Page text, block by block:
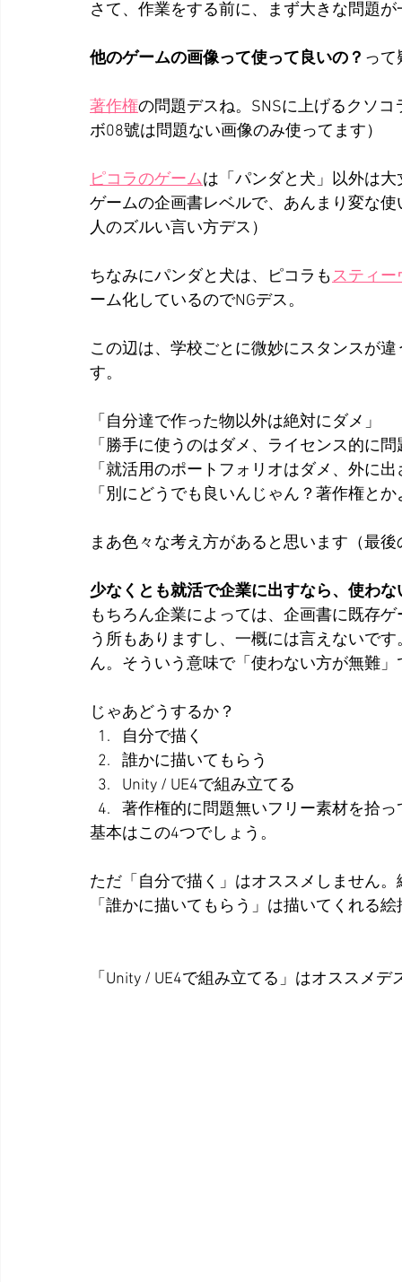
さて、作業をする前に、まず大きな問題
他のゲームの画像って使って良いの？ って
著作権の問題デスね。SNSに上げるクソ
ボ08號は問題ない画像のみ使ってます）
ピコラのゲームは「パンダと犬」以外は大
ゲームの企画書レベルで、あんまり変な
人のズルい言い方デス）
ちなみにパンダと犬は、ピコラもスティ
ーム化しているのでNGデス。
この辺は、学校ごとに微妙にスタンスが
す。
「自分達で作った物以外は絶対にダメ」
「勝手に使うのはダメ、ライセンス的に
「就活用のポートフォリオはダメ、外に
「別にどうでも良いんじゃん？著作権と
まあ色々な考え方があると思います（最
少なくとも就活で企業に出すなら、使わ
もちろん企業によっては、企画書に既存
う所もありますし、一概には言えないで
ん。そういう意味で「使わない方が無難
じゃあどうするか？
自分で描く
誰かに描いてもらう
Unity / UE4で組み立てる
著作権的に問題無いフリー素材を拾っ
基本はこの4つでしょう。
ただ「自分で描く」はオススメしません
「誰かに描いてもらう」は描いてくれる
「Unity / UE4で組み立てる」はオススメデ